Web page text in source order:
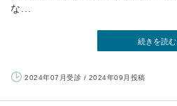
な...
続きを読む
2024年07月受診 / 2024年09月投稿